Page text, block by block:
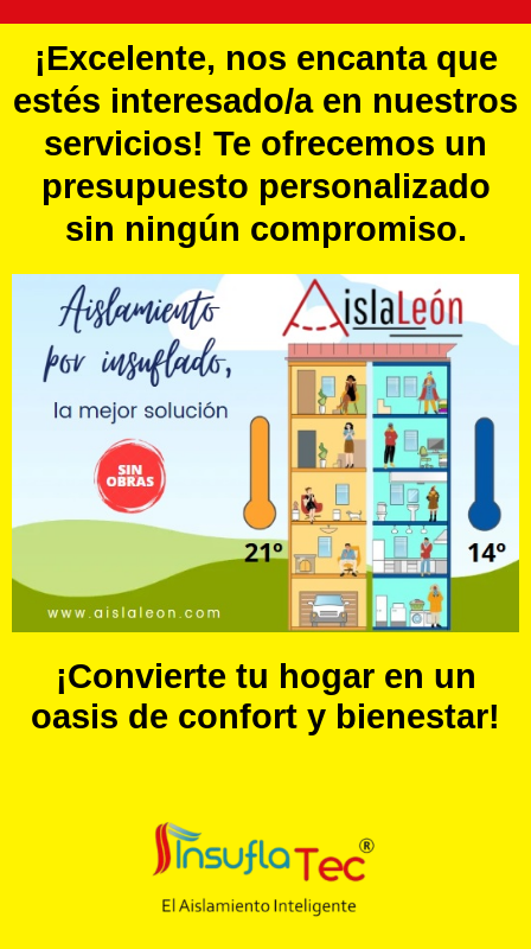
¡Excelente, nos encanta que
estés interesado/a en nuestros
servicios! Te ofrecemos un
presupuesto personalizado
sin ningún compromiso.
¡Convierte tu hogar en un
oasis de confort y bienestar!